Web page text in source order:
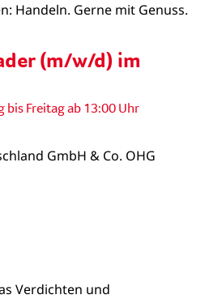
(m/w/d) im
Freitag ab 13:00 Uhr
GmbH & Co. OHG
Handeln. Gerne mit Genuss.
Verdichten und